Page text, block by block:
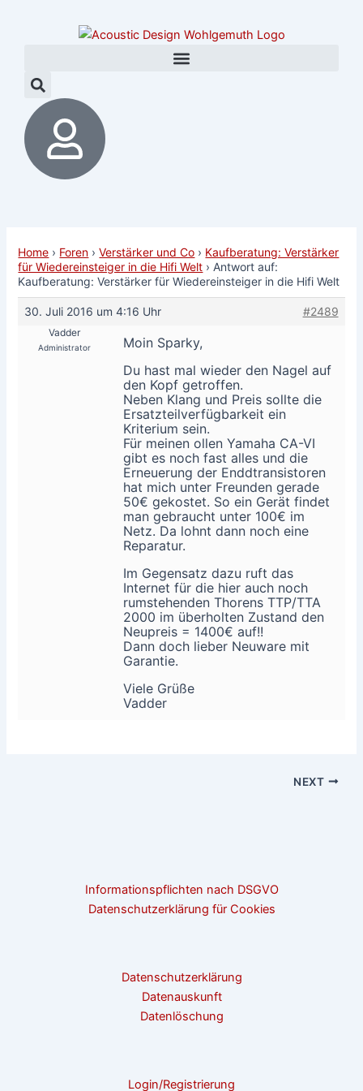
Home › Foren › Verstärker und Co › Kaufberatung: Verstärker
für Wiedereinsteiger in die Hifi Welt › Antwort auf:
Kaufberatung: Verstärker für Wiedereinsteiger in die Hifi Welt
30. Juli 2016 um 4:16 Uhr #2489
Vadder
Administrator
Moin Sparky,
Du hast mal wieder den Nagel auf
den Kopf getroffen.
Neben Klang und Preis sollte die
Ersatzteilverfügbarkeit ein
Kriterium sein.
Für meinen ollen Yamaha CA-VI
gibt es noch fast alles und die
Erneuerung der Enddtransistoren
hat mich unter Freunden gerade
50€ gekostet. So ein Gerät findet
man gebraucht unter 100€ im
Netz. Da lohnt dann noch eine
Reparatur.
Im Gegensatz dazu ruft das
Internet für die hier auch noch
rumstehenden Thorens TTP/TTA
2000 im überholten Zustand den
Neupreis = 1400€ auf!!
Dann doch lieber Neuware mit
Garantie.
Viele Grüße
Vadder
NEXT
Informationspflichten nach DSGVO
Datenschutzerklärung für Cookies
Datenschutzerklärung
Datenauskunft
Datenlöschung
Login/Registrierung